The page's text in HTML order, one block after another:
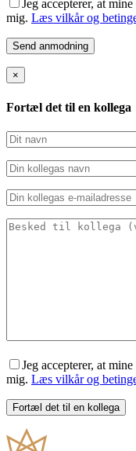
Jeg accepterer, at
mig. Læs vilkår og
×
Fortæl det til en kollega
Jeg accepterer, at
mig. Læs vilkår og